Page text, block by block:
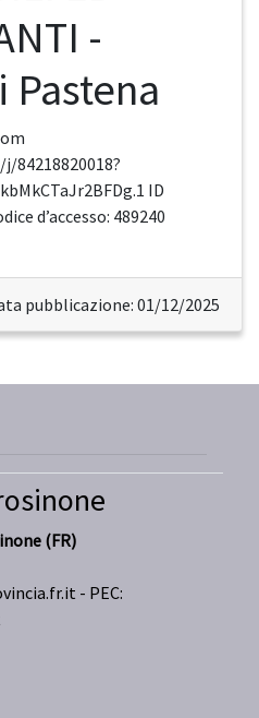
-
Pastena
84218820018?
ID
d’accesso: 489240
pubblicazione: 01/12/2025
(FR)
- PEC: